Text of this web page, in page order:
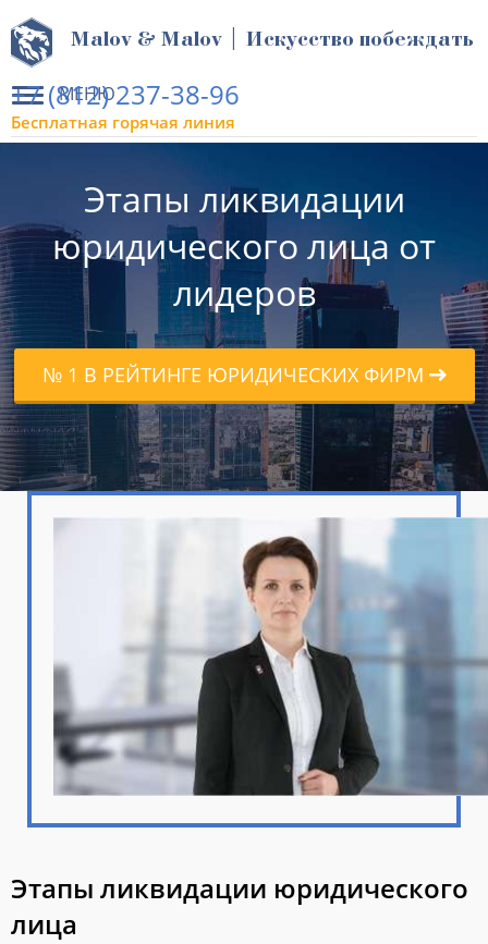
МЕНЮ
Malov & Malov | Искусство побеждать
+7 (812) 237-38-96
Бесплатная горячая линия
Этапы ликвидации
юридического лица от
лидеров
№ 1 В РЕЙТИНГЕ ЮРИДИЧЕСКИХ ФИРМ
Этапы ликвидации юридического
лица